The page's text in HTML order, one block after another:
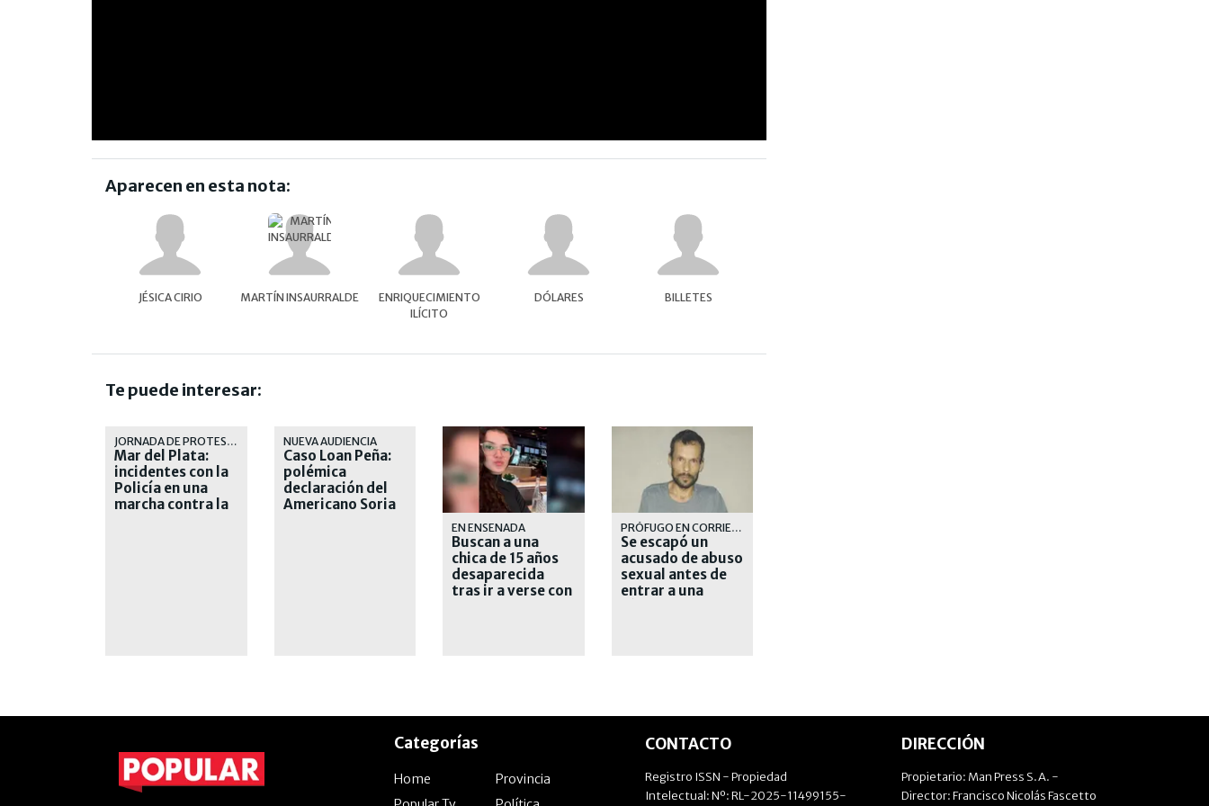
Aparecen en esta nota:
JÉSICA CIRIO MARTÍN INSAURRALDE
ENRIQUECIMIENTO
ILÍCITO
DÓLARES BILLETES
Te puede interesar:
JORNADA DE PROTESTA
Mar del Plata:
incidentes con la
Policía en una
marcha contra la
NUEVA AUDIENCIA
Caso Loan Peña:
polémica
declaración del
Americano Soria
EN ENSENADA
Buscan a una
chica de 15 años
desaparecida
tras ir a verse con
PRÓFUGO EN CORRIENTES
Se escapó un
acusado de abuso
sexual antes de
entrar a una
Categorías
Home
Provincia
CONTACTO
Registro ISSN - Propiedad
Intelectual: Nº: RL-2025-11499155-
DIRECCIÓN
Propietario: Man Press S.A. -
Director: Francisco Nicolás Fascetto